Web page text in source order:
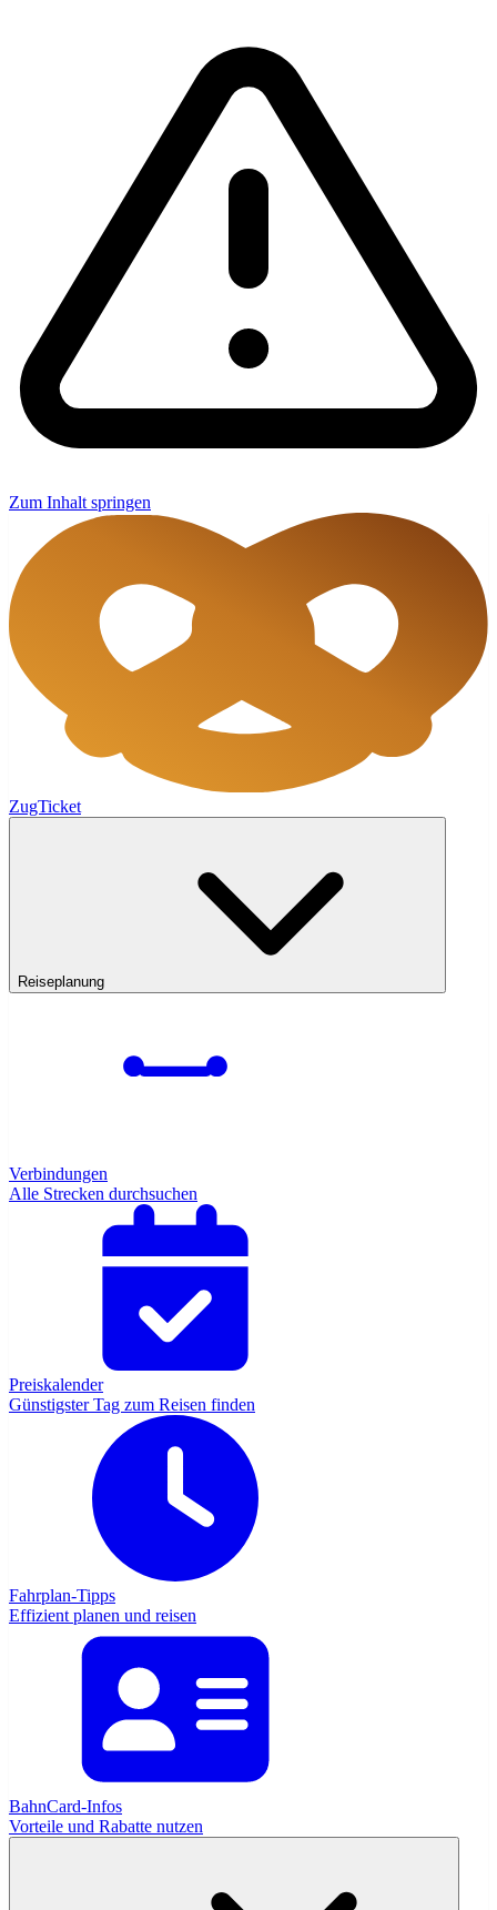
Zum Inhalt springen
ZugTicket
Reiseplanung
Verbindungen
Alle Strecken durchsuchen
Preiskalender
Günstigster Tag zum Reisen finden
Fahrplan-Tipps
Effizient planen und reisen
BahnCard-Infos
Vorteile und Rabatte nutzen